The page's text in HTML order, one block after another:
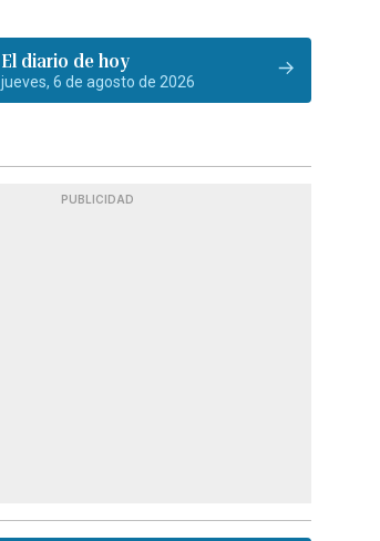
El diario de hoy
jueves, 6 de agosto de 2026
PUBLICIDAD